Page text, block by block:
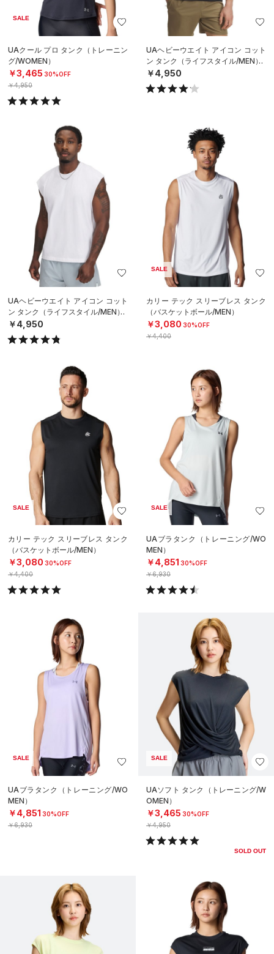
SALE
UAクール プロ タンク（トレーニン
グ/WOMEN）
￥3,465 30%OFF
￥4,950
UAヘビーウエイト アイコン コット
ン タンク（ライフスタイル/MEN）
￥4,950
UAヘビーウエイト アイコン コット
ン タンク（ライフスタイル/MEN）
￥4,950
SALE
カリー テック スリーブレス タンク
（バスケットボール/MEN）
￥3,080 30%OFF
￥4,400
SALE
カリー テック スリーブレス タンク
（バスケットボール/MEN）
￥3,080 30%OFF
￥4,400
SALE
UAブラタンク（トレーニング/WO
MEN）
￥4,851 30%OFF
￥6,930
SALE
UAブラタンク（トレーニング/WO
MEN）
￥4,851 30%OFF
￥6,930
SALE
UAソフト タンク（トレーニング/W
OMEN）
￥3,465 30%OFF
￥4,950
SOLD OUT